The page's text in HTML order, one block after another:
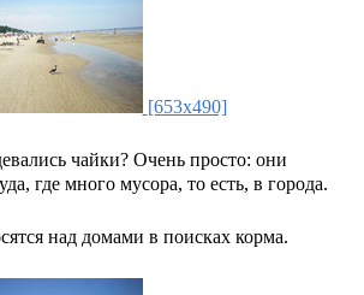
[653x490]
чайки? Очень просто: они
где много мусора, то есть, в города.
над домами в поисках корма.